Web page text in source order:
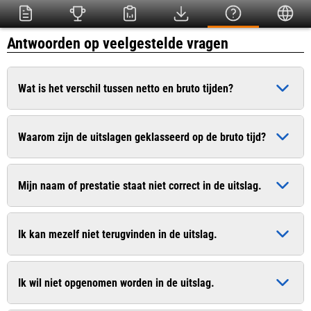
Antwoorden op veelgestelde vragen
Wat is het verschil tussen netto en bruto tijden?
De bruto tijd is de officiële tijd die ingaat op het moment dat
het startschot heeft geklonken. De netto tijd (chiptijd) is de
Waarom zijn de uitslagen geklasseerd op de bruto tijd?
Dit is conform het wedstrijdreglement van de Atletiekunie.
Bij sommige evenementen worden uitslagen van recreanten
Mijn naam of prestatie staat niet correct in de uitslag.
Geef dit door aan de organisatie. De contactgegevens vindt u
vaak op de website van de organisatie.
Ik kan mezelf niet terugvinden in de uitslag.
Geef dit door aan de organisatie. De contactgegevens vindt u
vaak op de website van de organisatie.
Ik wil niet opgenomen worden in de uitslag.